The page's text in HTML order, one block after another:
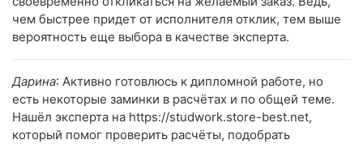
чем быстрее придет от исполнителя отклик, тем выше
вероятность еще выбора в качестве эксперта.
Дарина: Активно готовлюсь к дипломной работе, но
есть некоторые заминки в расчётах и по общей теме.
Нашёл эксперта на https://studwork.store-best.net,
который помог проверить расчёты, подобрать